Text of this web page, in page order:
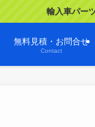
輸入車パー
無料見積・お問合せ
Contact